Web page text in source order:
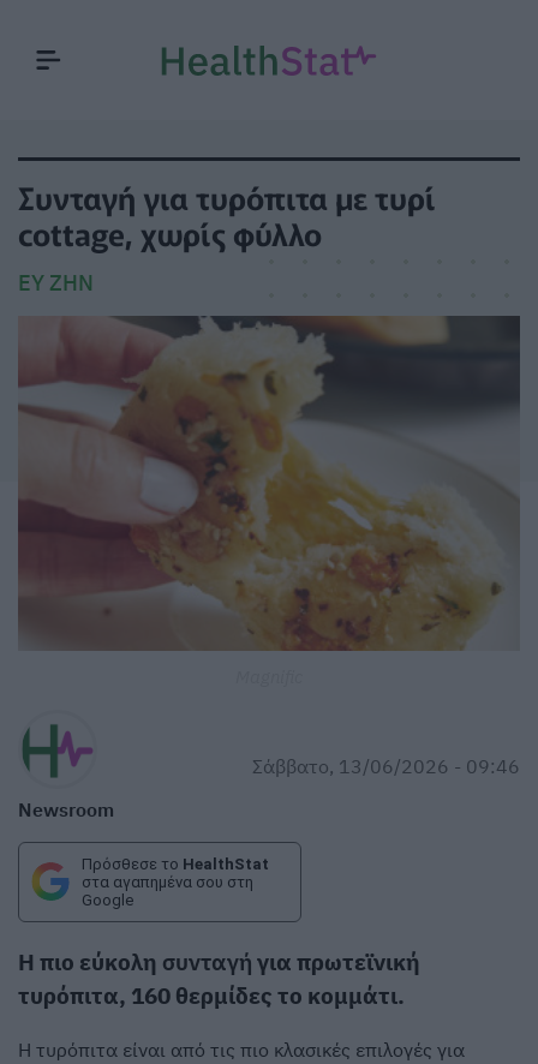
Συνταγή για τυρόπιτα με τυρί
cottage, χωρίς φύλλο
ΕΥ ΖΗΝ
Newsroom
Σάββατο, 13/06/2026 - 09:46
Πρόσθεσε το HealthStat
στα αγαπημένα σου στη
Google
Η πιο εύκολη συνταγή για πρωτεϊνική
τυρόπιτα, 160 θερμίδες το κομμάτι.
Η τυρόπιτα είναι από τις πιο κλασικές επιλογές για